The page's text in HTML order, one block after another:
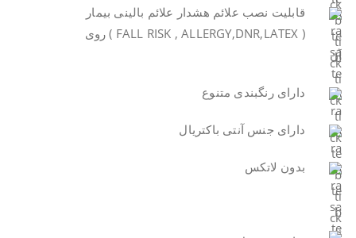
قابلیت نصب علائم هشدار علائم بالینی بیمار
( FALL RISK , ALLERGY,DNR,LATEX ) روی
آن
دارای رنگبندی متنوع
دارای جنس آنتی باکتریال
بدون لاتکس
.